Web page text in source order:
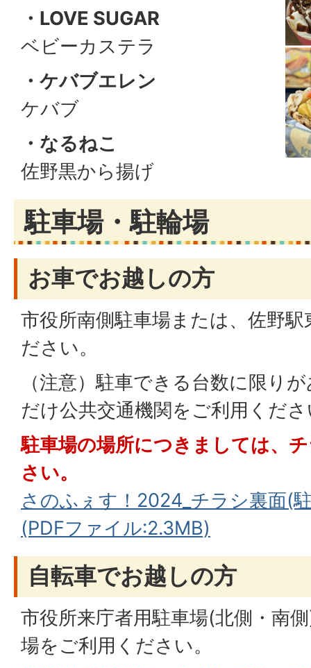
・LOVE SUGAR
ベビーカステラ
・ケバブエレン
ケバブ
・なるねこ
佐野黒から揚げ
駐車場・駐輪場
お車でお越しの方
市役所南側駐車場または、佐野
ださい。
（注意）駐車できる台数に限り
だけ公共交通機関をご利用くだ
駐車場の場所につきましては、
さい。
さのふぇす！2024_チラシ裏面(
(PDFファイル:2.3MB)
自転車でお越しの方
市役所来庁者用駐車場(北側・南
場をご利用ください。